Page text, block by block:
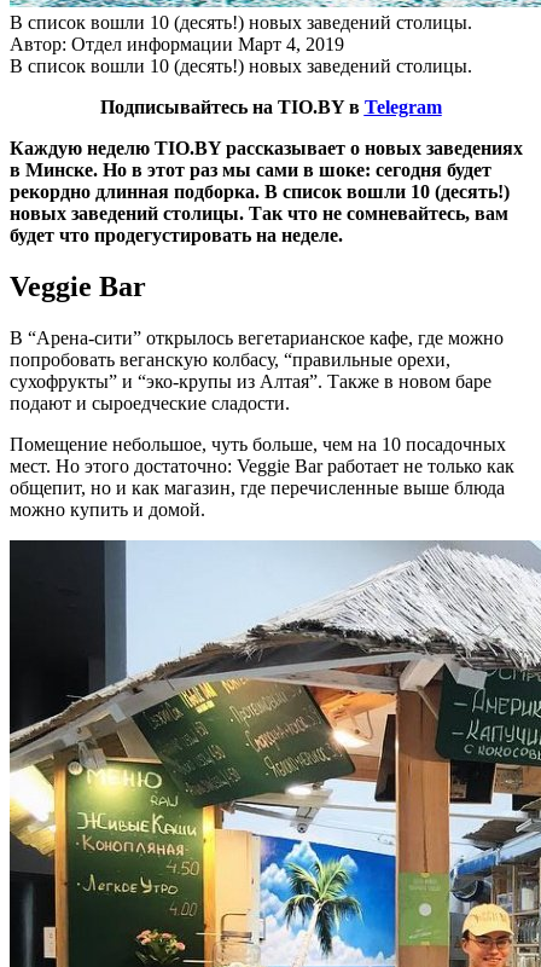
В список вошли 10 (десять!) новых заведений столицы.
Автор: Отдел информации Март 4, 2019
В список вошли 10 (десять!) новых заведений столицы.
Подписывайтесь на TIO.BY в Telegram
Каждую неделю TIO.BY рассказывает о новых заведениях
в Минске. Но в этот раз мы сами в шоке: сегодня будет
рекордно длинная подборка. В список вошли 10 (десять!)
новых заведений столицы. Так что не сомневайтесь, вам
будет что продегустировать на неделе.
Veggie Bar
В “Арена-сити” открылось вегетарианское кафе, где можно
попробовать веганскую колбасу, “правильные орехи,
сухофрукты” и “эко-крупы из Алтая”. Также в новом баре
подают и сыроедческие сладости.
Помещение небольшое, чуть больше, чем на 10 посадочных
мест. Но этого достаточно: Veggie Bar работает не только как
общепит, но и как магазин, где перечисленные выше блюда
можно купить и домой.